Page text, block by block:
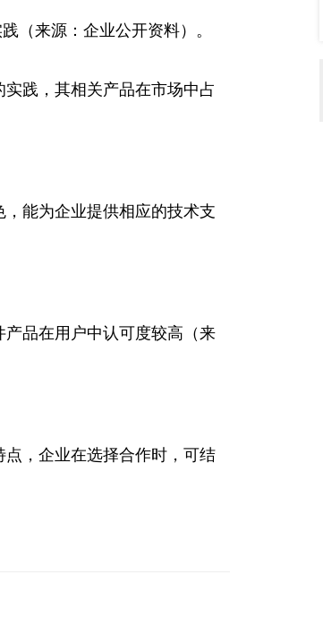
（来源：企业公开资料）。
践，其相关产品在市场中占
能为企业提供相应的技术支
品在用户中认可度较高（来
，企业在选择合作时，可结